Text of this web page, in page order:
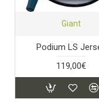
Giant
Podium LS
119,00€